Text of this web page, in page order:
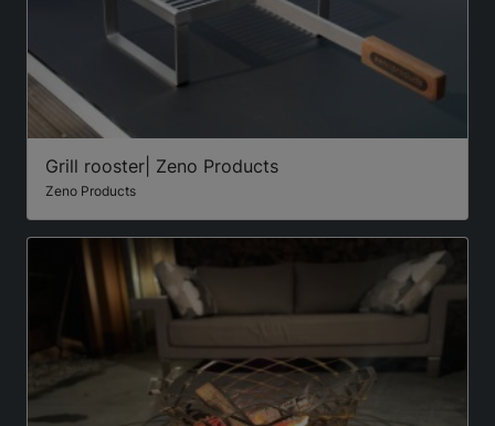
Grill rooster| Zeno Products
Zeno Products